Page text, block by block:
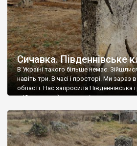
Сичавка. Південнівське
В Україні такого більше немає.
навіть три. В часі і просторі. Ми зараз
області. Нас запросила Південнівська
– Южненська) для дослідження
кладовище громади, ми побачили ці
Унікальний синтез. Цікаво, що […]